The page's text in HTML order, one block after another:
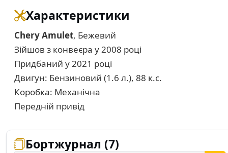
Характеристики
Chery Amulet, Бежевий
Зійшов з конвеєра у 2008 році
Придбаний у 2021 році
Двигун: Бензиновий (1.6 л.), 88 к.с.
Коробка: Механічна
Передній привід
Бортжурнал (7)